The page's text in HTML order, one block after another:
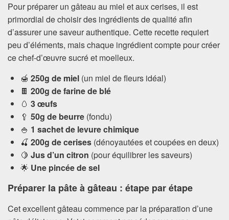
Pour préparer un gâteau au miel et aux cerises, il est
primordial de choisir des ingrédients de qualité afin
d’assurer une saveur authentique. Cette recette requiert
peu d’éléments, mais chaque ingrédient compte pour créer
ce chef-d’œuvre sucré et moelleux.
🍯 250g de miel (un miel de fleurs idéal)
🍫 200g de farine de blé
🥚 3 œufs
🥄 50g de beurre (fondu)
🍚 1 sachet de levure chimique
🍒 200g de cerises (dénoyautées et coupées en deux)
🍋 Jus d’un citron (pour équilibrer les saveurs)
🌟 Une pincée de sel
Préparer la pâte à gâteau : étape par étape
Cet excellent gâteau commence par la préparation d’une